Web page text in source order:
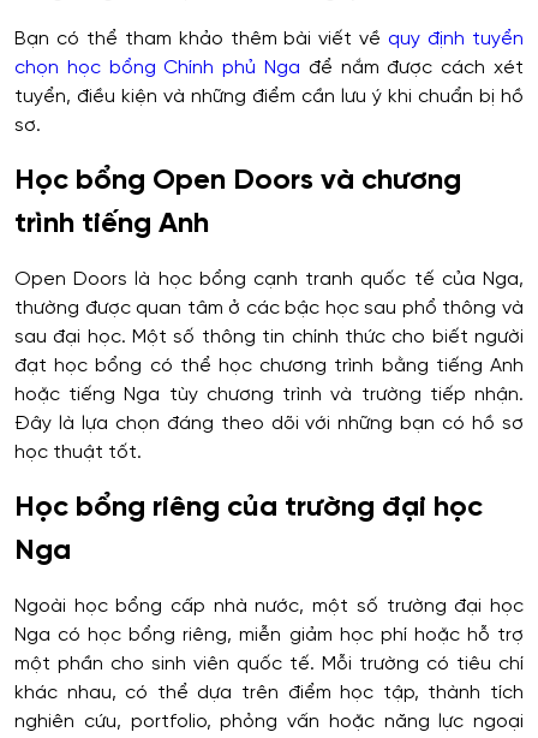
Bạn có thể tham khảo thêm bài viết về quy định tuyển
chọn học bổng Chính phủ Nga để nắm được cách xét
tuyển, điều kiện và những điểm cần lưu ý khi chuẩn bị hồ
sơ.
Học bổng Open Doors và chương
trình tiếng Anh
Open Doors là học bổng cạnh tranh quốc tế của Nga,
thường được quan tâm ở các bậc học sau phổ thông và
sau đại học. Một số thông tin chính thức cho biết người
đạt học bổng có thể học chương trình bằng tiếng Anh
hoặc tiếng Nga tùy chương trình và trường tiếp nhận.
Đây là lựa chọn đáng theo dõi với những bạn có hồ sơ
học thuật tốt.
Học bổng riêng của trường đại học
Nga
Ngoài học bổng cấp nhà nước, một số trường đại học
Nga có học bổng riêng, miễn giảm học phí hoặc hỗ trợ
một phần cho sinh viên quốc tế. Mỗi trường có tiêu chí
khác nhau, có thể dựa trên điểm học tập, thành tích
nghiên cứu, portfolio, phỏng vấn hoặc năng lực ngoại